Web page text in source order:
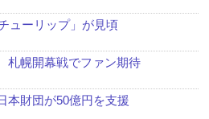
ューリップ」が見頃
札幌開幕戦でファン期待
本財団が50億円を支援